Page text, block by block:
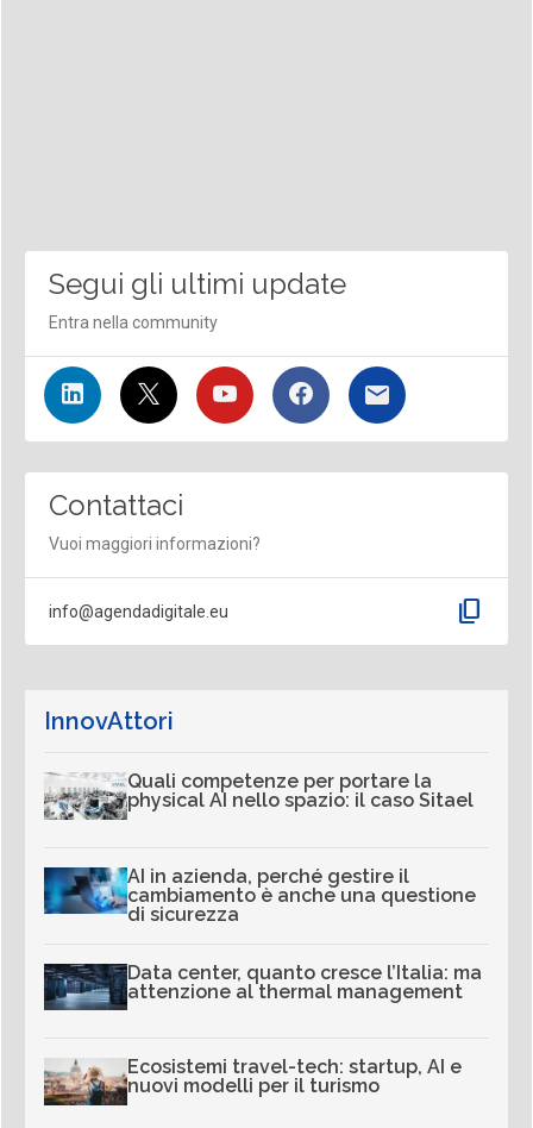
Segui gli ultimi update
Entra nella community
Contattaci
Vuoi maggiori informazioni?
info@agendadigitale.eu content_copy
InnovAttori
Quali competenze per portare la
physical AI nello spazio: il caso Sitael
AI in azienda, perché gestire il
cambiamento è anche una questione
di sicurezza
Data center, quanto cresce l’Italia: ma
attenzione al thermal management
Ecosistemi travel-tech: startup, AI e
nuovi modelli per il turismo